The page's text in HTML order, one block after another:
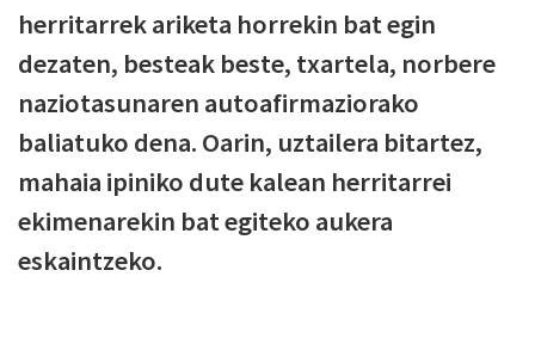
herritarrek ariketa horrekin bat egin
dezaten, besteak beste, txartela, norbere
naziotasunaren autoafirmaziorako
baliatuko dena. Oarin, uztailera bitartez,
mahaia ipiniko dute kalean herritarrei
ekimenarekin bat egiteko aukera
eskaintzeko.